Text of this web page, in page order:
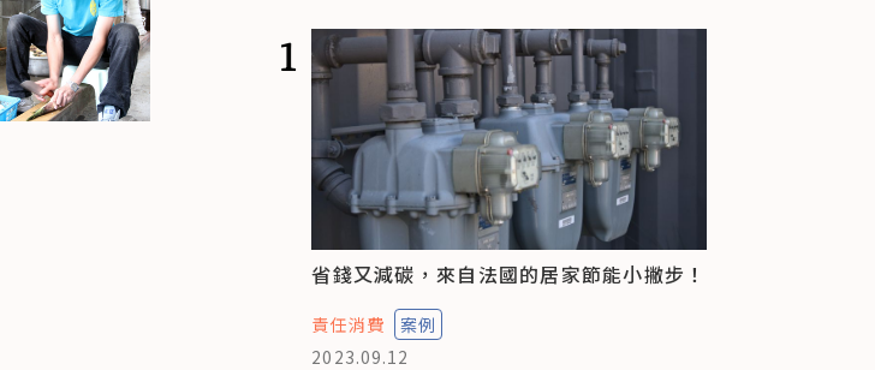
1
省錢又減碳，來自法國的居家節能小撇步！
責任消費
案例
2023.09.12